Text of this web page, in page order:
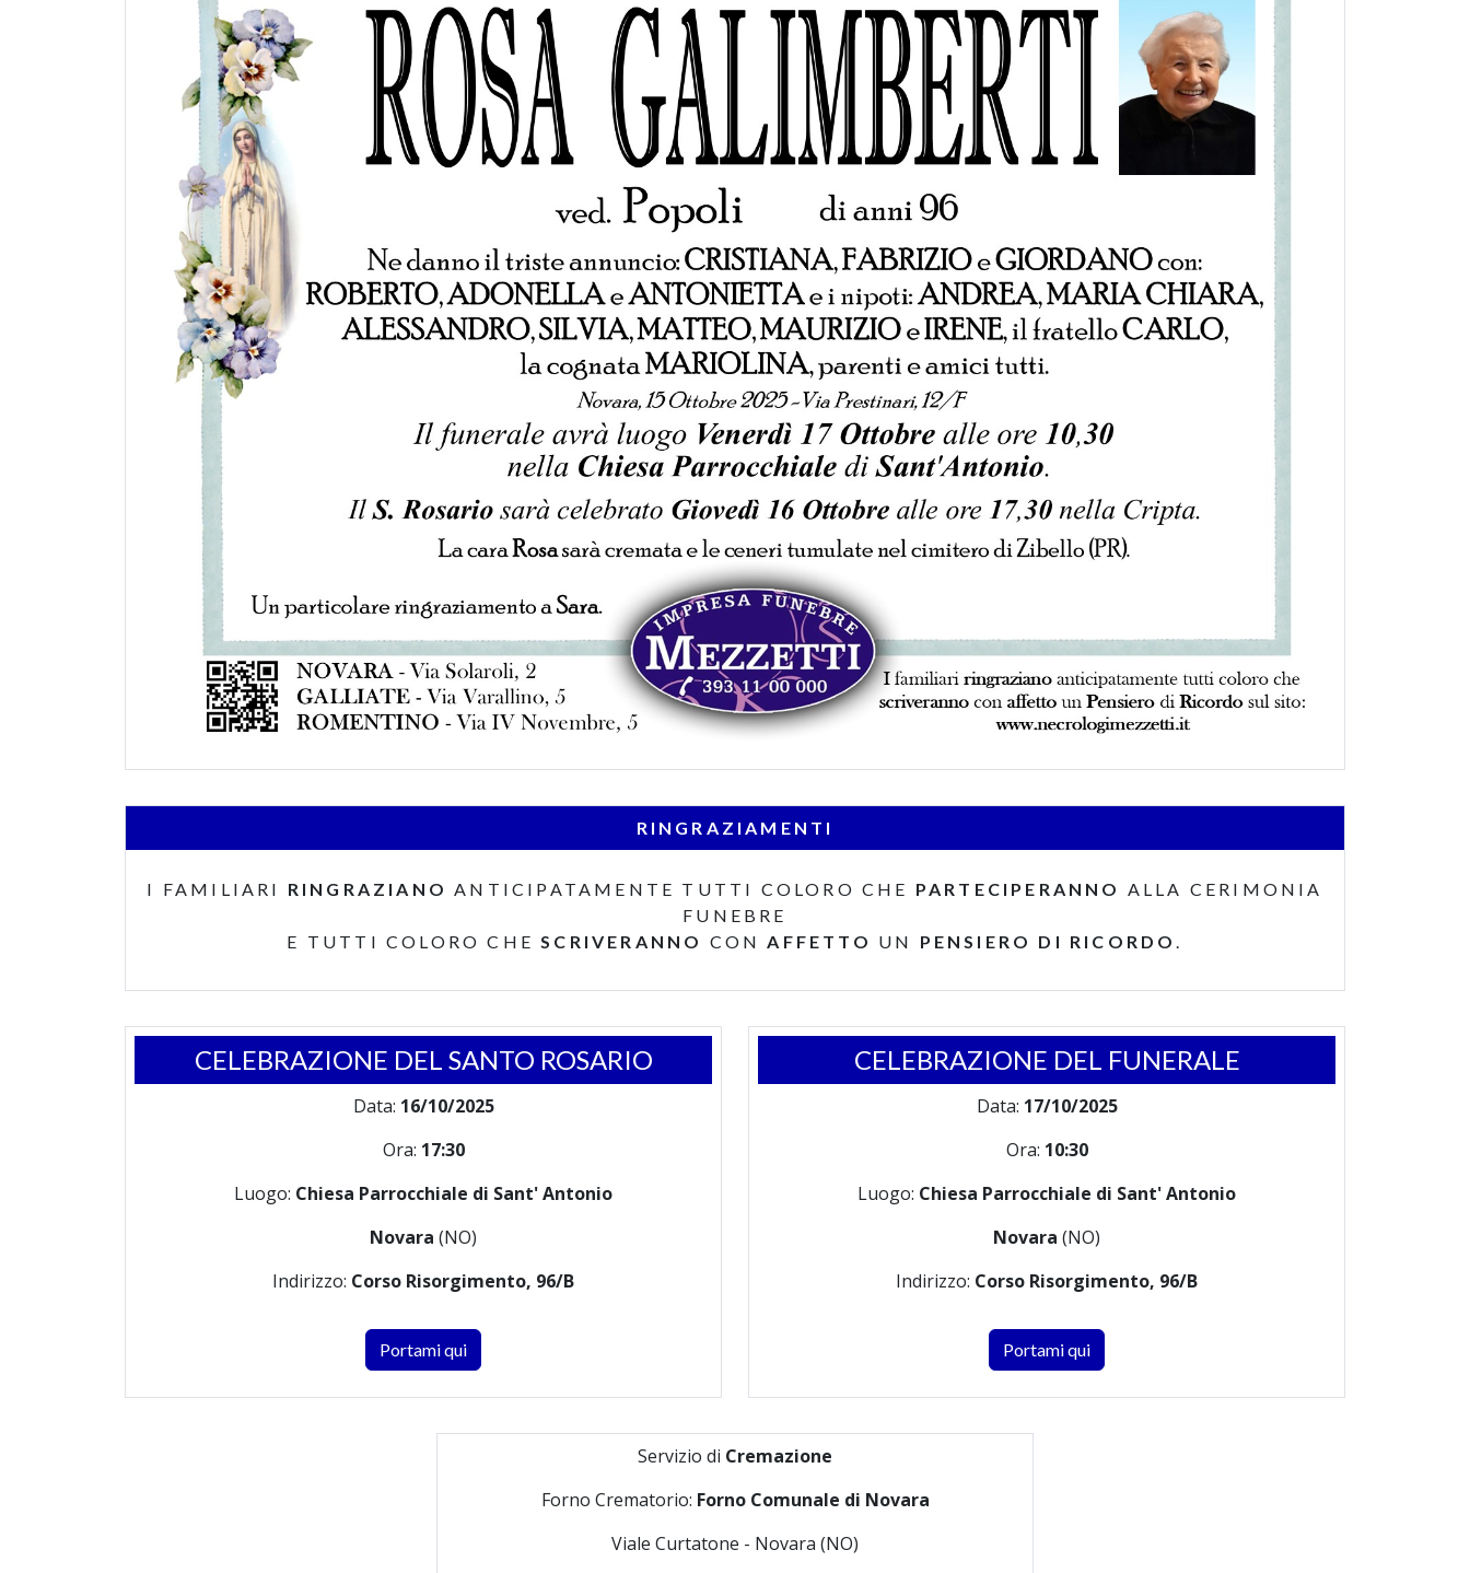
RINGRAZIAMENTI
I FAMILIARI RINGRAZIANO ANTICIPATAMENTE TUTTI COLORO CHE PARTECIPERANNO ALLA CERIMONIA
FUNEBRE
E TUTTI COLORO CHESCRIVERANNO CONAFFETTO UN PENSIERO DI RICORDO.
CELEBRAZIONE DEL SANTO ROSARIO
Data: 16/10/2025
Ora: 17:30
Luogo: Chiesa Parrocchiale di Sant' Antonio
Novara (NO)
Indirizzo: Corso Risorgimento, 96/B
Portami qui
CELEBRAZIONE DEL FUNERALE
Data: 17/10/2025
Ora: 10:30
Luogo: Chiesa Parrocchiale di Sant' Antonio
Novara (NO)
Indirizzo: Corso Risorgimento, 96/B
Portami qui
Servizio di Cremazione
Forno Crematorio: Forno Comunale di Novara
Viale Curtatone - Novara (NO)